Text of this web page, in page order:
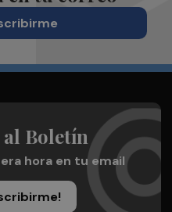
Boletín
hora en tu email